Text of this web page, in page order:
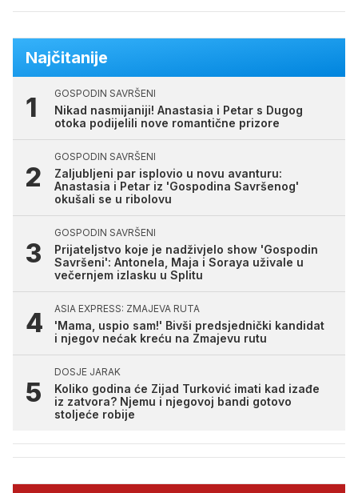
Najčitanije
GOSPODIN SAVRŠENI
Nikad nasmijaniji! Anastasia i Petar s Dugog
otoka podijelili nove romantične prizore
GOSPODIN SAVRŠENI
Zaljubljeni par isplovio u novu avanturu:
Anastasia i Petar iz 'Gospodina Savršenog'
okušali se u ribolovu
GOSPODIN SAVRŠENI
Prijateljstvo koje je nadživjelo show 'Gospodin
Savršeni': Antonela, Maja i Soraya uživale u
večernjem izlasku u Splitu
ASIA EXPRESS: ZMAJEVA RUTA
'Mama, uspio sam!' Bivši predsjednički kandidat
i njegov nećak kreću na Zmajevu rutu
DOSJE JARAK
Koliko godina će Zijad Turković imati kad izađe
iz zatvora? Njemu i njegovoj bandi gotovo
stoljeće robije